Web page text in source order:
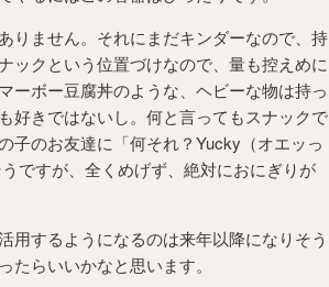
りません。それにまだキンダーなので、持
ックという位置づけなので、量も控えめに
ーボー豆腐丼のような、ヘビーな物は持っ
好きではないし。何と言ってもスナックで
子のお友達に「何それ？Yucky（オエッっ
ですが、全くめげず、絶対におにぎりが
用するようになるのは来年以降になりそう
らいいかなと思います。